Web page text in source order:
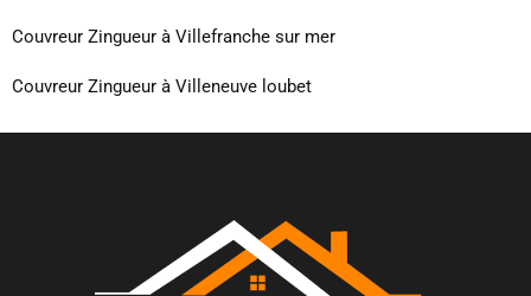
Couvreur Zingueur à Villefranche sur mer
Couvreur Zingueur à Villeneuve loubet